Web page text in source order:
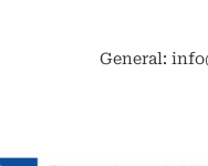
General: